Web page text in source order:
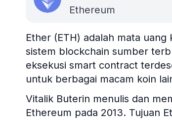
Ethereum
Ether (ETH) adalah mata
sistem blockchain sumber
eksekusi smart contract
untuk berbagai macam koin
Vitalik Buterin menulis dan
Ethereum pada 2013. Tujuan